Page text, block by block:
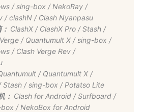
/sing-box/ NekoRay/
/clashN/ Clash Nyanpasu
ClashX/ ClashX Pro/Stash/
/ Quantumult X/sing-box/
/ Clash Verge Rev/
/ Quantumult X/
Stash/sing-box/ Potatso Lite
： Clash for Android/Surfboard/
/ NekoBox for Android